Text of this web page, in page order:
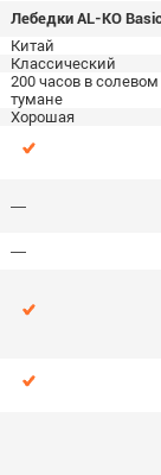
Лебедки AL-KO
Китай
Классический
200 часов в солевом
тумане
Хорошая
—
—